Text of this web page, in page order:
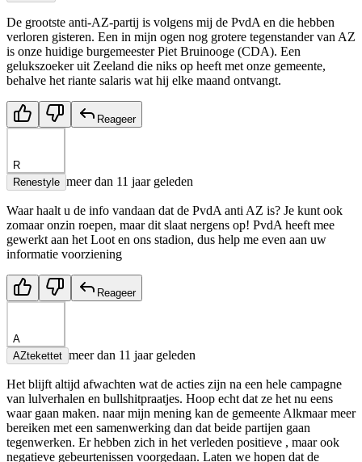
De grootste anti-AZ-partij is volgens mij de PvdA en die hebben
verloren gisteren. Een in mijn ogen nog grotere tegenstander van AZ
is onze huidige burgemeester Piet Bruinooge (CDA). Een
gelukszoeker uit Zeeland die niks op heeft met onze gemeente,
behalve het riante salaris wat hij elke maand ontvangt.
Reageer
R
Renestyle meer dan 11 jaar geleden
Waar haalt u de info vandaan dat de PvdA anti AZ is? Je kunt ook
zomaar onzin roepen, maar dit slaat nergens op! PvdA heeft mee
gewerkt aan het Loot en ons stadion, dus help me even aan uw
informatie voorziening
Reageer
A
AZtekettet meer dan 11 jaar geleden
Het blijft altijd afwachten wat de acties zijn na een hele campagne
van lulverhalen en bullshitpraatjes. Hoop echt dat ze het nu eens
waar gaan maken. naar mijn mening kan de gemeente Alkmaar meer
bereiken met een samenwerking dan dat beide partijen gaan
tegenwerken. Er hebben zich in het verleden positieve , maar ook
negatieve gebeurtenissen voorgedaan. Laten we hopen dat de